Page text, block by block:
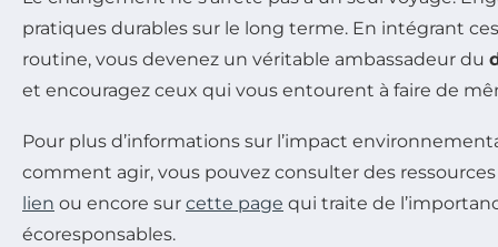
pratiques durables sur le long terme. En intégrant
routine, vous devenez un véritable ambassadeur du
et encouragez ceux qui vous entourent à faire de
Pour plus d’informations sur l’impact
comment agir, vous pouvez consulter des
lien ou encore sur cette page qui traite de
écoresponsables.